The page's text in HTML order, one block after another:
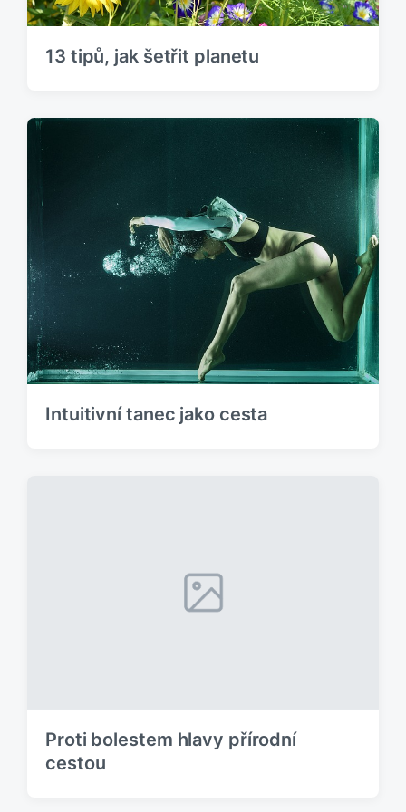
13 tipů, jak šetřit planetu
Intuitivní tanec jako cesta
Proti bolestem hlavy přírodní
cestou